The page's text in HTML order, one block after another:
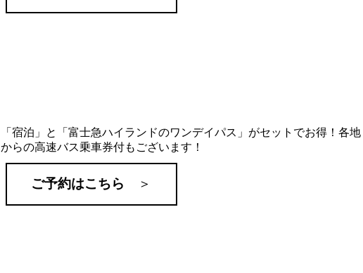
「宿泊」と「富士急ハイランドのワンデイパス」がセットでお得！各地
からの高速バス乗車券付もございます！
ご予約はこちら ＞